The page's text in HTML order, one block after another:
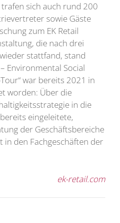
trafen sich auch rund 200
sowie Gäste
zum EK Retail
die nach drei
stattfand, stand
Environmental Social
Tour“ war bereits 2021 in
worden: Über die
in die
eingeleitete,
der Geschäftsbereiche
in den Fachgeschäften der
ek-retail.com